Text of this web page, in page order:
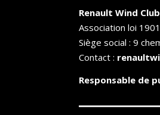
Renault Wind
Association loi 1901
Siège social : 9
Contact :
Responsable de